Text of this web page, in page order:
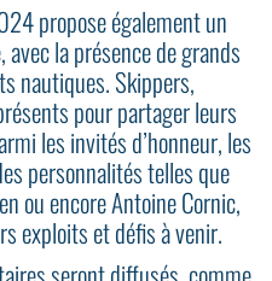
propose également un
la présence de grands
nautiques. Skippers,
pour partager leurs
les invités d’honneur, les
personnalités telles que
ou encore Antoine Cornic,
exploits et défis à venir.